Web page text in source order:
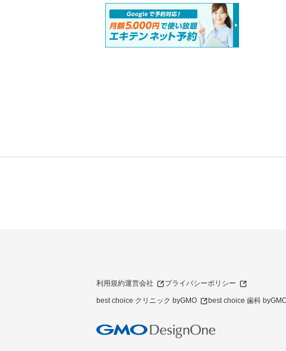
利用規約運営会社 プライバシーポリシー
best choice クリニック byGMO best choice 歯科